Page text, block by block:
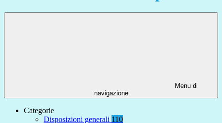
Menu di
navigazione
Categorie
Disposizioni generali 110